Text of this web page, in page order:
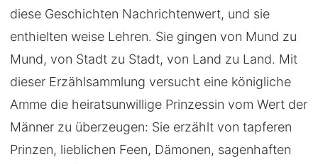
diese Geschichten Nachrichtenwert, und sie
enthielten weise Lehren. Sie gingen von Mund zu
Mund, von Stadt zu Stadt, von Land zu Land. Mit
dieser Erzählsammlung versucht eine königliche
Amme die heiratsunwillige Prinzessin vom Wert der
Männer zu überzeugen: Sie erzählt von tapferen
Prinzen, lieblichen Feen, Dämonen, sagenhaften